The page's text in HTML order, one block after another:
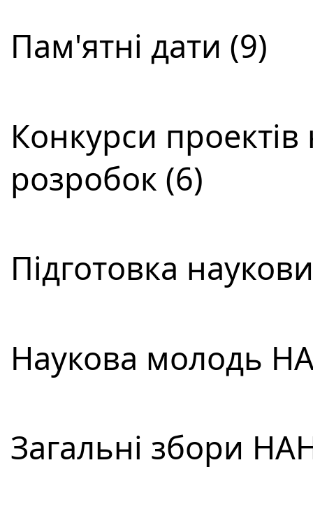
Пам'ятні дати (9)
Конкурси
розробок (6)
Підготовка
Наукова молодь
Загальні збори